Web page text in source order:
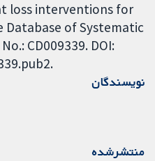
loss interventions for
Database of Systematic
CD009339. DOI:
نویسندگان
منتشرشده